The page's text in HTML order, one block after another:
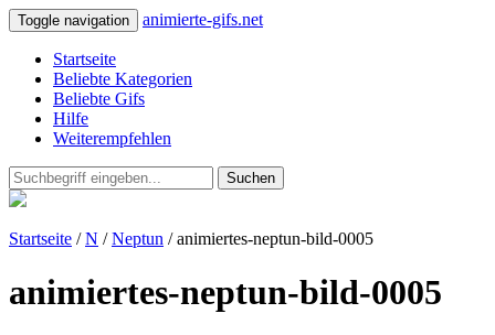
Toggle navigation animierte-gifs.net
Startseite
Beliebte Kategorien
Beliebte Gifs
Hilfe
Weiterempfehlen
Suchen
Startseite /N /Neptun / animiertes-neptun-bild-0005
animiertes-neptun-bild-0005